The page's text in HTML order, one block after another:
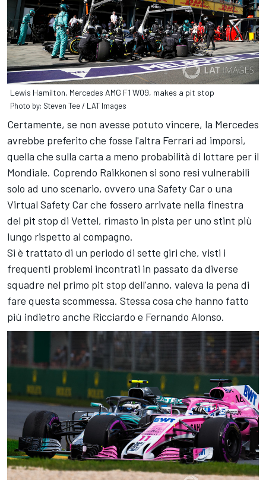
Lewis Hamilton, Mercedes AMG F1 W09, makes a pit stop
Photo by: Steven Tee / LAT Images
Certamente, se non avesse potuto vincere, la Mercedes
avrebbe preferito che fosse l'altra Ferrari ad imporsi,
quella che sulla carta a meno probabilità di lottare per il
Mondiale. Coprendo Raikkonen si sono resi vulnerabili
solo ad uno scenario, ovvero una Safety Car o una
Virtual Safety Car che fossero arrivate nella finestra
del pit stop di Vettel, rimasto in pista per uno stint più
lungo rispetto al compagno.
Si è trattato di un periodo di sette giri che, visti i
frequenti problemi incontrati in passato da diverse
squadre nel primo pit stop dell'anno, valeva la pena di
fare questa scommessa. Stessa cosa che hanno fatto
più indietro anche Ricciardo e Fernando Alonso.